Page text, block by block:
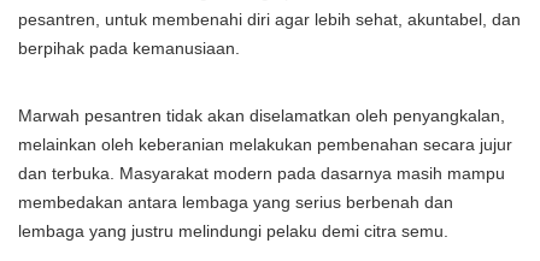
pesantren, untuk membenahi diri agar lebih sehat, akuntabel, dan
berpihak pada kemanusiaan.
Marwah pesantren tidak akan diselamatkan oleh penyangkalan,
melainkan oleh keberanian melakukan pembenahan secara jujur
dan terbuka. Masyarakat modern pada dasarnya masih mampu
membedakan antara lembaga yang serius berbenah dan
lembaga yang justru melindungi pelaku demi citra semu.